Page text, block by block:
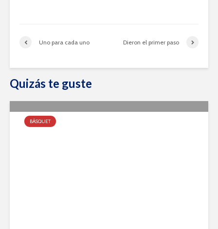
Uno para cada uno Dieron el primer paso
Quizás te guste
BÁSQUET